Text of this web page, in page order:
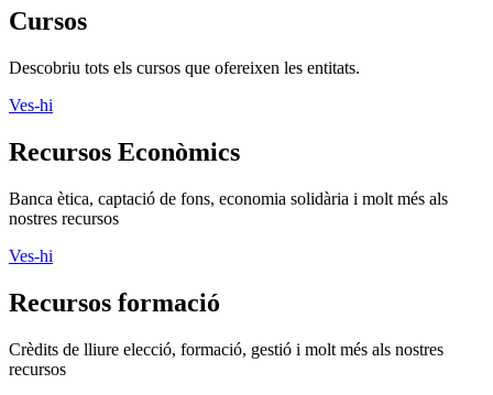
Cursos
Descobriu tots els cursos que ofereixen les entitats.
Ves-hi
Recursos Econòmics
Banca ètica, captació de fons, economia solidària i molt més als
nostres recursos
Ves-hi
Recursos formació
Crèdits de lliure elecció, formació, gestió i molt més als nostres
recursos